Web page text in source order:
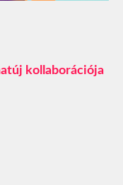
kollaborációja